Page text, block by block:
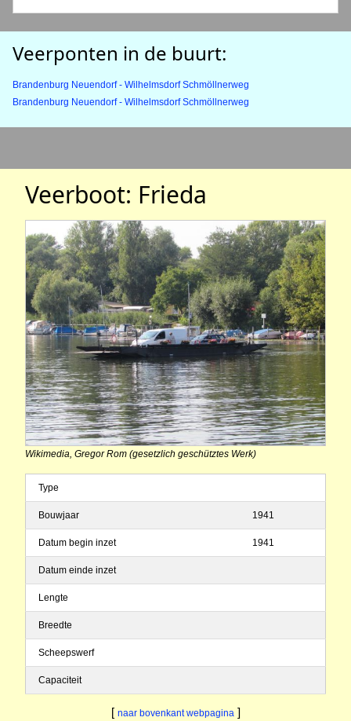
Veerponten in de buurt:
Brandenburg Neuendorf - Wilhelmsdorf Schmöllnerweg
Brandenburg Neuendorf - Wilhelmsdorf Schmöllnerweg
Veerboot: Frieda
Wikimedia, Gregor Rom (gesetzlich geschütztes Werk)
Type
Bouwjaar 1941
Datum begin inzet 1941
Datum einde inzet
Lengte
Breedte
Scheepswerf
Capaciteit
[ naar bovenkant webpagina ]